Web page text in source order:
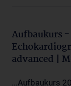
Aufbaukurs
advanced |
...Aufbaukurs